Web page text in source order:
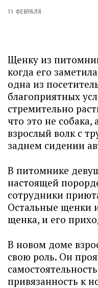
11 ФЕВРАЛЯ
Щенку из
когда его
одна из
благоприятных
стремительно
что это не собака,
взрослый волк с
заднем сидении
В питомнике
настоящей
сотрудники
Остальные щенки
щенка, и его
В новом доме
свою роль. Он
привязанность к